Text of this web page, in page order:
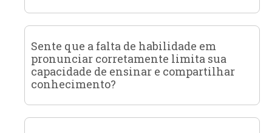
Sente que a falta de habilidade em
pronunciar corretamente limita sua
capacidade de ensinar e compartilhar
conhecimento?